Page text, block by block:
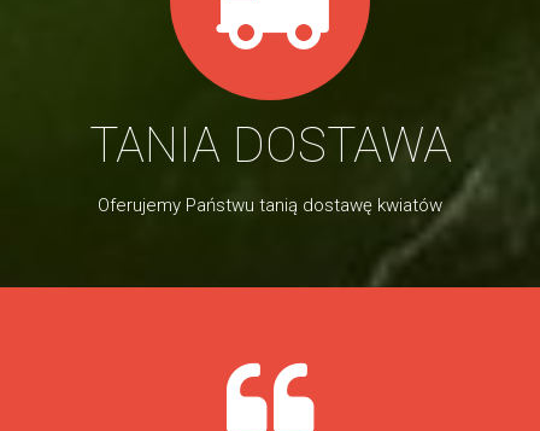
TANIA DOSTAWA
Oferujemy Państwu tanią dostawę kwiatów